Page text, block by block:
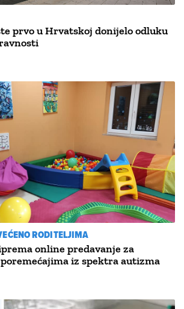
prvo u Hrvatskoj donijelo odluku
RODITELJIMA
online predavanje za
iz spektra autizma